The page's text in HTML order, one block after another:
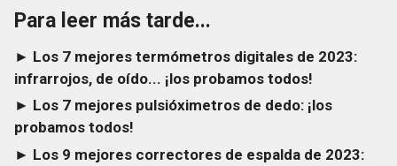
Para leer más tarde...
► Los 7 mejores termómetros digitales de 2023:
infrarrojos, de oído... ¡los probamos todos!
► Los 7 mejores pulsióximetros de dedo: ¡los
probamos todos!
► Los 9 mejores correctores de espalda de 2023: